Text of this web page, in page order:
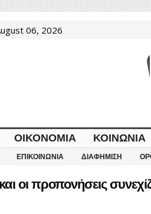
06, 2026
ΟΙΚΟΝΟΜΊΑ ΚΟΙΝΩΝΊΑ
ΕΠΙΚΟΙΝΩΝΊΑ ΔΙΑΦΉΜΙΣΗ
οι προπονήσεις